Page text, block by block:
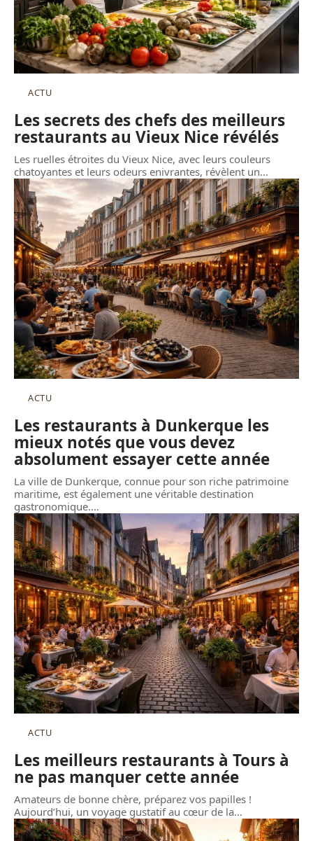
ACTU
Les secrets des chefs des meilleurs
restaurants au Vieux Nice révélés
Les ruelles étroites du Vieux Nice, avec leurs couleurs
chatoyantes et leurs odeurs enivrantes, révèlent un…
ACTU
Les restaurants à Dunkerque les
mieux notés que vous devez
absolument essayer cette année
La ville de Dunkerque, connue pour son riche patrimoine
maritime, est également une véritable destination
gastronomique.…
ACTU
Les meilleurs restaurants à Tours à
ne pas manquer cette année
Amateurs de bonne chère, préparez vos papilles !
Aujourd’hui, un voyage gustatif au cœur de la…